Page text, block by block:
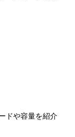
ドや容量を紹介